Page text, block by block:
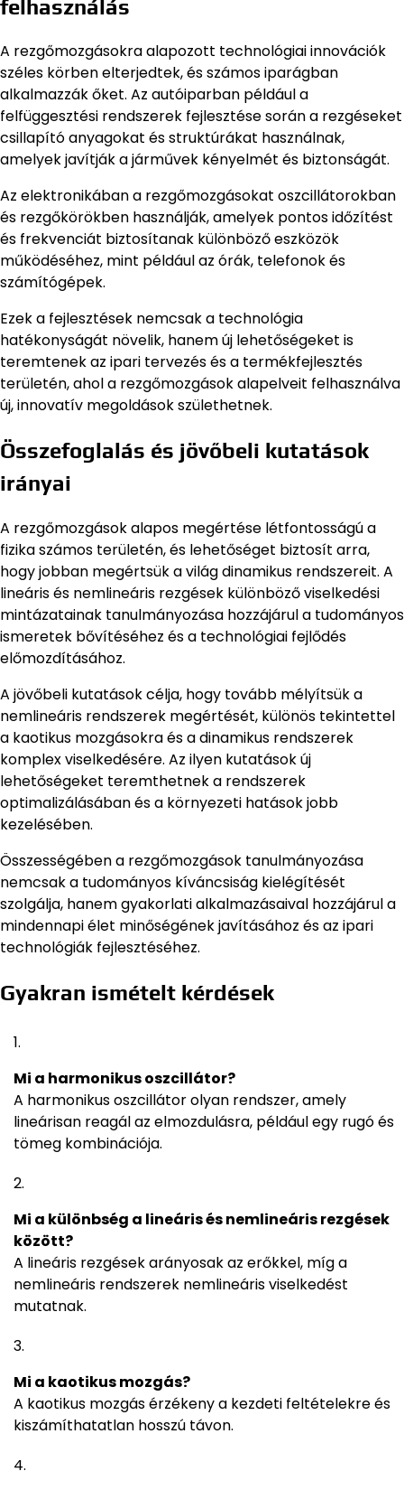
felhasználás
A rezgőmozgásokra alapozott technológiai innovációk
széles körben elterjedtek, és számos iparágban
alkalmazzák őket. Az autóiparban például a
felfüggesztési rendszerek fejlesztése során a rezgéseket
csillapító anyagokat és struktúrákat használnak,
amelyek javítják a járművek kényelmét és biztonságát.
Az elektronikában a rezgőmozgásokat oszcillátorokban
és rezgőkörökben használják, amelyek pontos időzítést
és frekvenciát biztosítanak különböző eszközök
működéséhez, mint például az órák, telefonok és
számítógépek.
Ezek a fejlesztések nemcsak a technológia
hatékonyságát növelik, hanem új lehetőségeket is
teremtenek az ipari tervezés és a termékfejlesztés
területén, ahol a rezgőmozgások alapelveit felhasználva
új, innovatív megoldások születhetnek.
Összefoglalás és jövőbeli kutatások
irányai
A rezgőmozgások alapos megértése létfontosságú a
fizika számos területén, és lehetőséget biztosít arra,
hogy jobban megértsük a világ dinamikus rendszereit. A
lineáris és nemlineáris rezgések különböző viselkedési
mintázatainak tanulmányozása hozzájárul a tudományos
ismeretek bővítéséhez és a technológiai fejlődés
előmozdításához.
A jövőbeli kutatások célja, hogy tovább mélyítsük a
nemlineáris rendszerek megértését, különös tekintettel
a kaotikus mozgásokra és a dinamikus rendszerek
komplex viselkedésére. Az ilyen kutatások új
lehetőségeket teremthetnek a rendszerek
optimalizálásában és a környezeti hatások jobb
kezelésében.
Összességében a rezgőmozgások tanulmányozása
nemcsak a tudományos kíváncsiság kielégítését
szolgálja, hanem gyakorlati alkalmazásaival hozzájárul a
mindennapi élet minőségének javításához és az ipari
technológiák fejlesztéséhez.
Gyakran ismételt kérdések
Mi a harmonikus oszcillátor?
A harmonikus oszcillátor olyan rendszer, amely
lineárisan reagál az elmozdulásra, például egy rugó és
tömeg kombinációja.
Mi a különbség a lineáris és nemlineáris rezgések
között?
A lineáris rezgések arányosak az erőkkel, míg a
nemlineáris rendszerek nemlineáris viselkedést
mutatnak.
Mi a kaotikus mozgás?
A kaotikus mozgás érzékeny a kezdeti feltételekre és
kiszámíthatatlan hosszú távon.